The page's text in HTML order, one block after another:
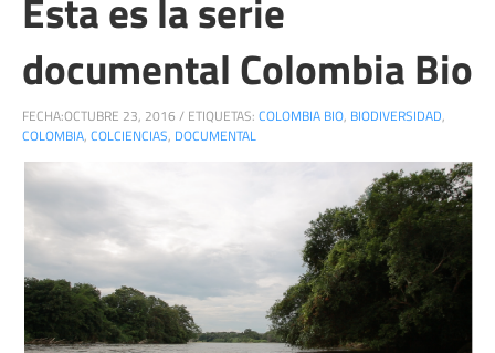
documental Colombia Bio
FECHA:OCTUBRE 23, 2016 / ETIQUETAS: COLOMBIA BIO, BIODIVERSIDAD,
COLOMBIA, COLCIENCIAS, DOCUMENTAL